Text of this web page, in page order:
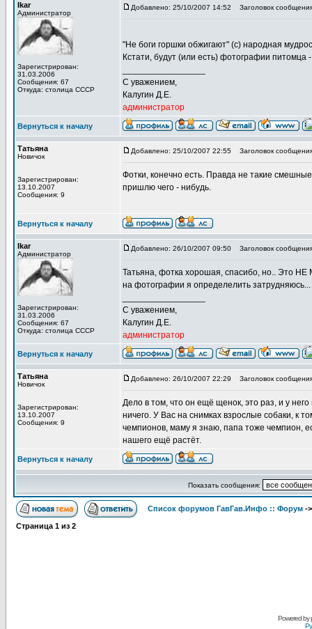
Ikar
Администратор
Зарегистрирован:
31.03.2006
Сообщения: 67
Откуда: столица СССР
Добавлено: 25/10/2007 14:52 Заголовок
"Не боги горшки обжигают" (с) народная
Кстати, будут (или есть) фотографии питомца
С уважением,
Калугин Д.Е.
администратор
Вернуться к началу
Татьяна
Новичок
Зарегистрирован:
13.10.2007
Сообщения: 9
Добавлено: 25/10/2007 22:55 Заголовок
Фотки, конечно есть. Правда не такие
пришлю чего - нибудь.
Вернуться к началу
Ikar
Администратор
Зарегистрирован:
31.03.2006
Сообщения: 67
Откуда: столица СССР
Добавлено: 26/10/2007 09:50 Заголовок
Татьяна, фотка хорошая, спасибо, но.. Это
на фотографии я определелить затрудняюсь...
С уважением,
Калугин Д.Е.
администратор
Вернуться к началу
Татьяна
Новичок
Зарегистрирован:
13.10.2007
Сообщения: 9
Добавлено: 26/10/2007 22:29 Заголовок
Дело в том, что он ещё щенок, это раз, и у
ничего. У Вас на снимках взрослые собаки, к
чемпионов, маму я знаю, папа тоже чемпион,
нашего ещё растёт.
Вернуться к началу
Показать сообщения:
Список форумов ГавГав.Инфо :: Форум -
Страница 1 из 2
Powered by